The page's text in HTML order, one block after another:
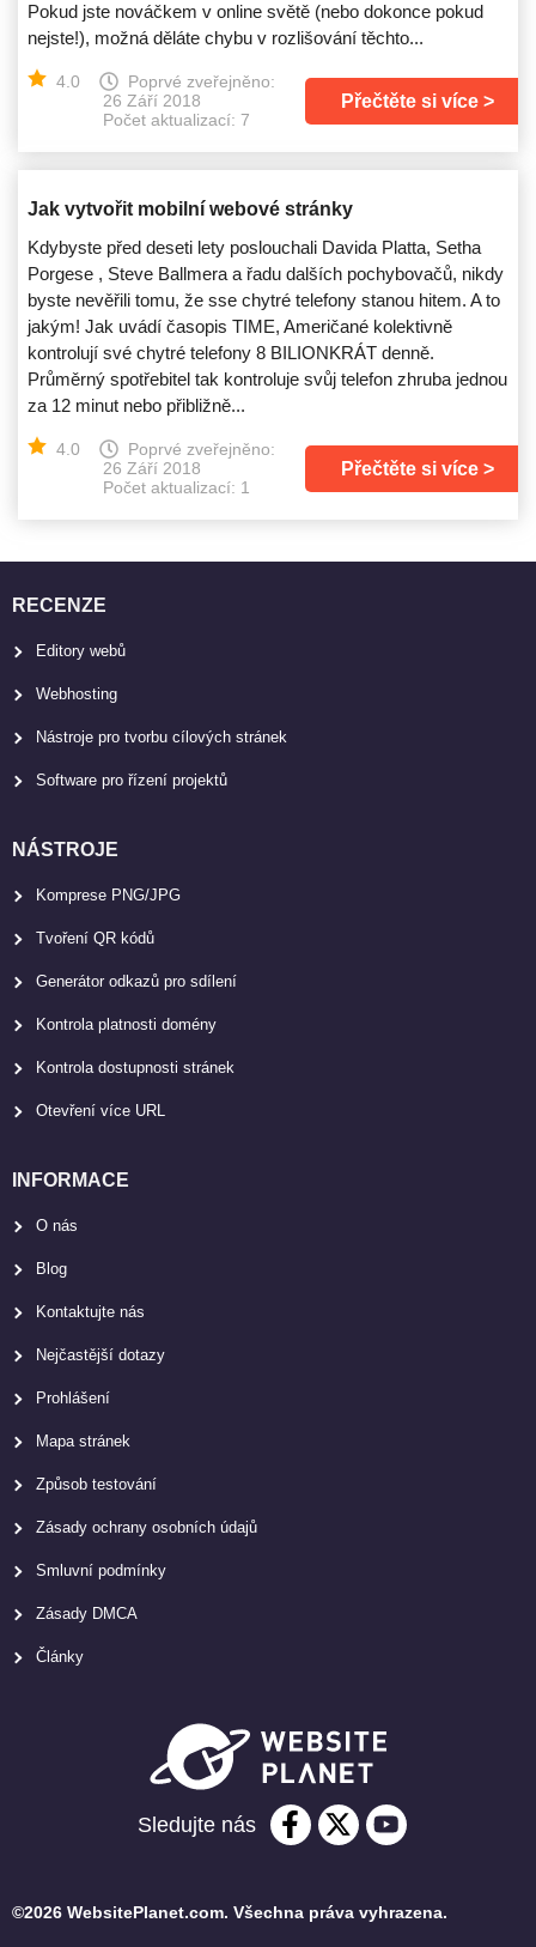
Pokud jste nováčkem v online světě (nebo dokonce pokud
nejste!), možná děláte chybu v rozlišování těchto...
4.0
Poprvé zveřejněno:
26 Září 2018
Počet aktualizací: 7
Přečtěte si více
Jak vytvořit mobilní webové stránky
Kdybyste před deseti lety poslouchali Davida Platta, Setha
Porgese , Steve Ballmera a řadu dalších pochybovačů, nikdy
byste nevěřili tomu, že sse chytré telefony stanou hitem. A to
jakým! Jak uvádí časopis TIME, Američané kolektivně
kontrolují své chytré telefony 8 BILIONKRÁT denně.
Průměrný spotřebitel tak kontroluje svůj telefon zhruba jednou
za 12 minut nebo přibližně...
4.0
Poprvé zveřejněno:
26 Září 2018
Počet aktualizací: 1
Přečtěte si více
RECENZE
Editory webů
Webhosting
Nástroje pro tvorbu cílových stránek
Software pro řízení projektů
NÁSTROJE
Komprese PNG/JPG
Tvoření QR kódů
Generátor odkazů pro sdílení
Kontrola platnosti domény
Kontrola dostupnosti stránek
Otevření více URL
INFORMACE
O nás
Blog
Kontaktujte nás
Nejčastější dotazy
Prohlášení
Mapa stránek
Způsob testování
Zásady ochrany osobních údajů
Smluvní podmínky
Zásady DMCA
Články
Sledujte nás
©2026 WebsitePlanet.com. Všechna práva vyhrazena.